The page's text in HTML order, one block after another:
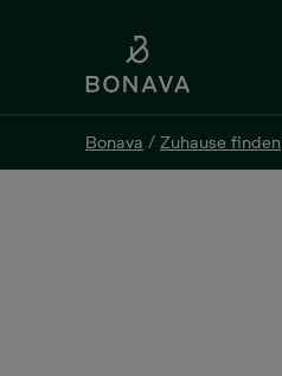
Bonava / Zuhause finden
Bonava / Zuhause finden